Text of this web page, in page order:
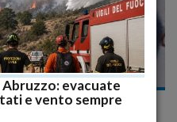
divorziano, lei non
evacuate
e vento sempre